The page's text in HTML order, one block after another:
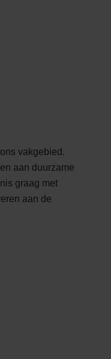
vakgebied.
aan duurzame
graag met
aan de